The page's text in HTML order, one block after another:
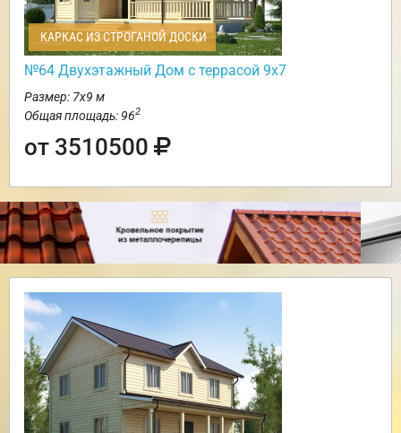
КАРКАС ИЗ СТРОГАНОЙ ДОСКИ
№64 Двухэтажный Дом с террасой 9х7
Размер: 7х9 м
Общая площадь: 962
от 3510500